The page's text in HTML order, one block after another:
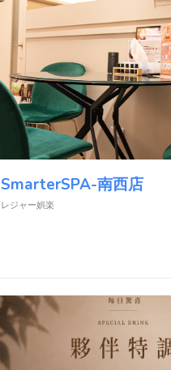
SmarterSPA-南西店
レジャー娯楽